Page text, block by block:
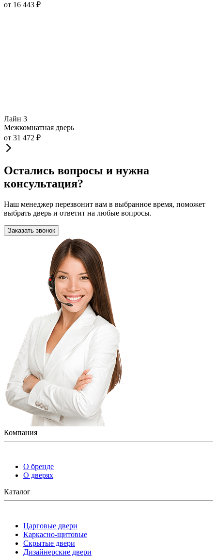
от 16 443 ₽
Лайн 3
Межкомнатная дверь
от 31 472 ₽
Остались вопросы и нужна
консультация?
Наш менеджер перезвонит вам в выбранное время, поможет
выбрать дверь и ответит на любые вопросы.
Заказать звонок
Компания
О бренде
О дверях
Каталог
Царговые двери
Каркасно-щитовые
Скрытые двери
Дизайнерские двери